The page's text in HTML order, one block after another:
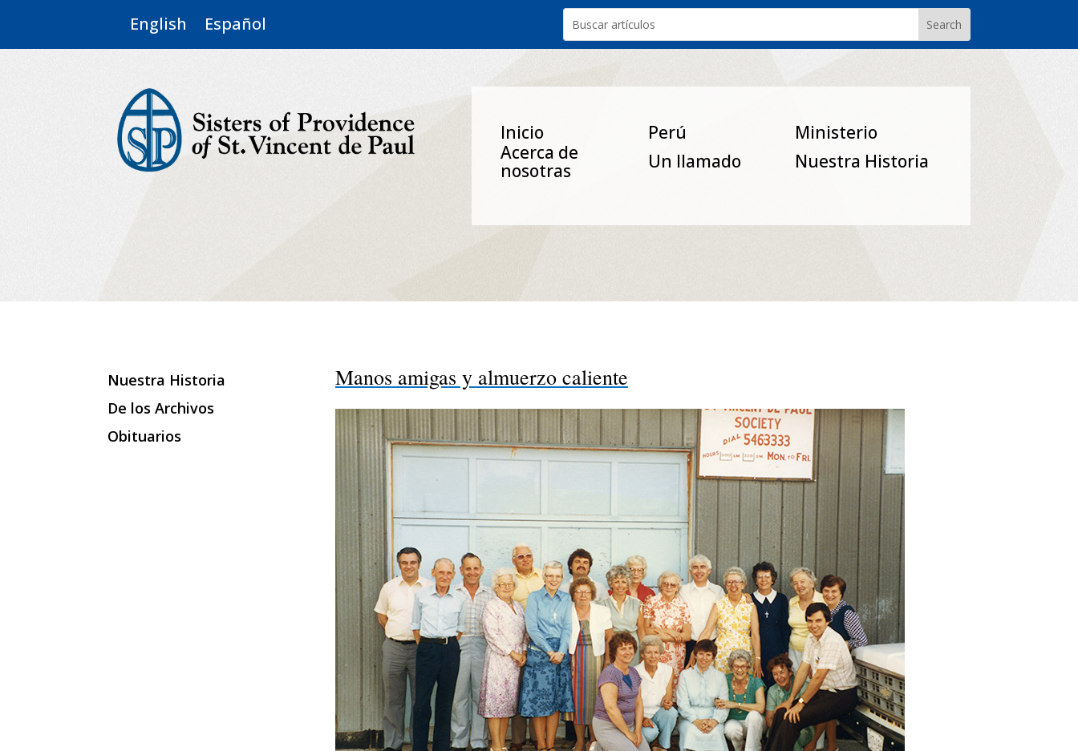
English Español
Inicio Perú
Ministerio
Acerca de
nosotras
Un Ilamado Nuestra Historia
Nuestra Historia
De los Archivos
Obituarios
Manos amigas y almuerzo caliente